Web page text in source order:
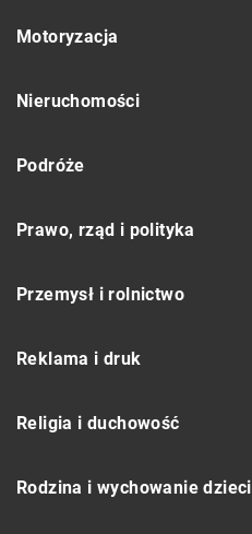
Motoryzacja
Nieruchomości
Podróże
Prawo, rząd i polityka
Przemysł i rolnictwo
Reklama i druk
Religia i duchowość
Rodzina i wychowanie dzieci